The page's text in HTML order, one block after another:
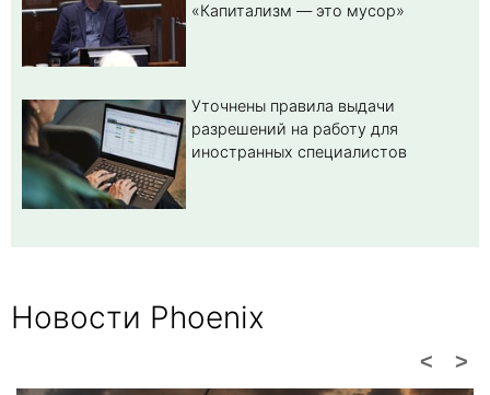
«Капитализм — это мусор»
Уточнены правила выдачи
разрешений на работу для
иностранных специалистов
Новости Phoenix
>
<